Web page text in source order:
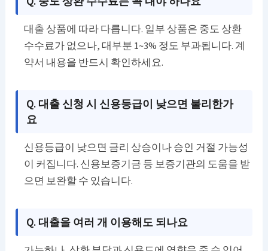
대출 상품에 따라 다릅니다. 일부 상품은 중도 상환
수수료가 없으나, 대부분 1~3% 정도 부과됩니다. 계
약서 내용을 반드시 확인하세요.
Q. 대출 신청 시 신용등급이 낮으면 불리한가
요
신용등급이 낮으면 금리 상승이나 승인 거절 가능성
이 커집니다. 신용보증기금 등 보증기관의 도움을 받
으면 보완할 수 있습니다.
Q. 대출을 여러 개 이용해도 되나요